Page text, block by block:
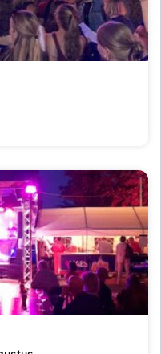
tijdens de Lichtfeesten